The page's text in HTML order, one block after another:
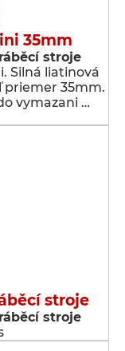
35mm
stroje
Silná liatinová
priemer 35mm.
vymazani …
stroje
stroje